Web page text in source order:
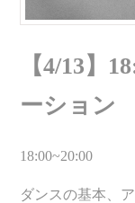
【4/13】
ーション
18:00~20:00
ダンスの基本、